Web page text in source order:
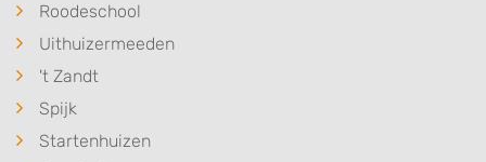
Roodeschool
Uithuizermeeden
't Zandt
Spijk
Startenhuizen